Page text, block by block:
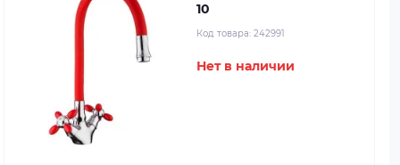
10
Код товара: 242991
Нет в наличии